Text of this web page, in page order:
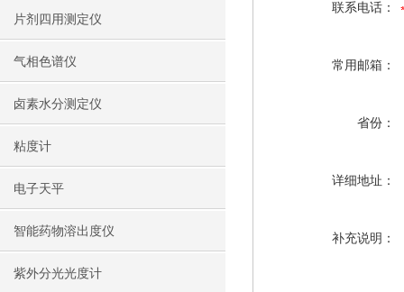
片剂四用测定仪
气相色谱仪
卤素水分测定仪
粘度计
电子天平
智能药物溶出度仪
紫外分光光度计
联系电话：
常用邮箱：
省份：
详细地址：
补充说明：